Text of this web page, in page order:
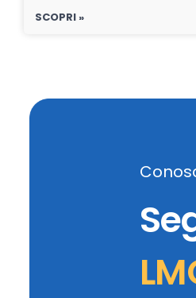
SCOPRI »